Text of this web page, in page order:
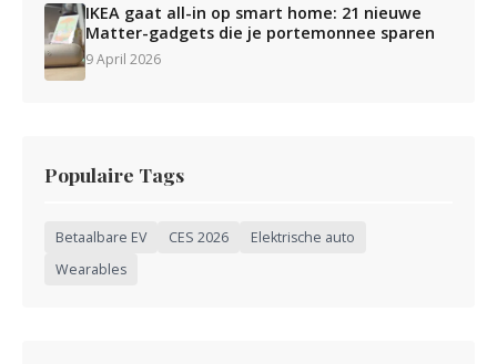
IKEA gaat all-in op smart home: 21 nieuwe
Matter-gadgets die je portemonnee sparen
9 April 2026
Populaire Tags
Betaalbare EV CES 2026
Elektrische auto
Wearables